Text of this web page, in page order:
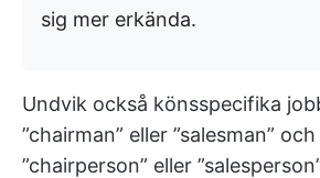
sig mer erkända.
Undvik också könsspecifika
”chairman” eller ”salesman”
”chairperson” eller